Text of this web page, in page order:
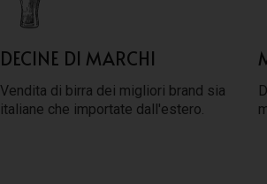
DECINE DI MARCHI
Vendita di birra dei migliori brand sia
italiane che importate dall'estero.